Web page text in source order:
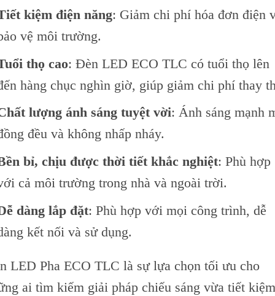
kiệm điện năng: Giảm chi phí hóa đơn điện
vệ môi trường.
thọ cao: Đèn LED ECO TLC có tuổi thọ lên
hàng chục nghìn giờ, giúp giảm chi phí thay
lượng ánh sáng tuyệt vời: Ánh sáng mạnh
đều và không nhấp nháy.
bỉ, chịu được thời tiết khắc nghiệt: Phù hợp
cả môi trường trong nhà và ngoài trời.
dàng lắp đặt: Phù hợp với mọi công trình, dễ
kết nối và sử dụng.
LED Pha ECO TLC là sự lựa chọn tối ưu cho
ai tìm kiếm giải pháp chiếu sáng vừa tiết